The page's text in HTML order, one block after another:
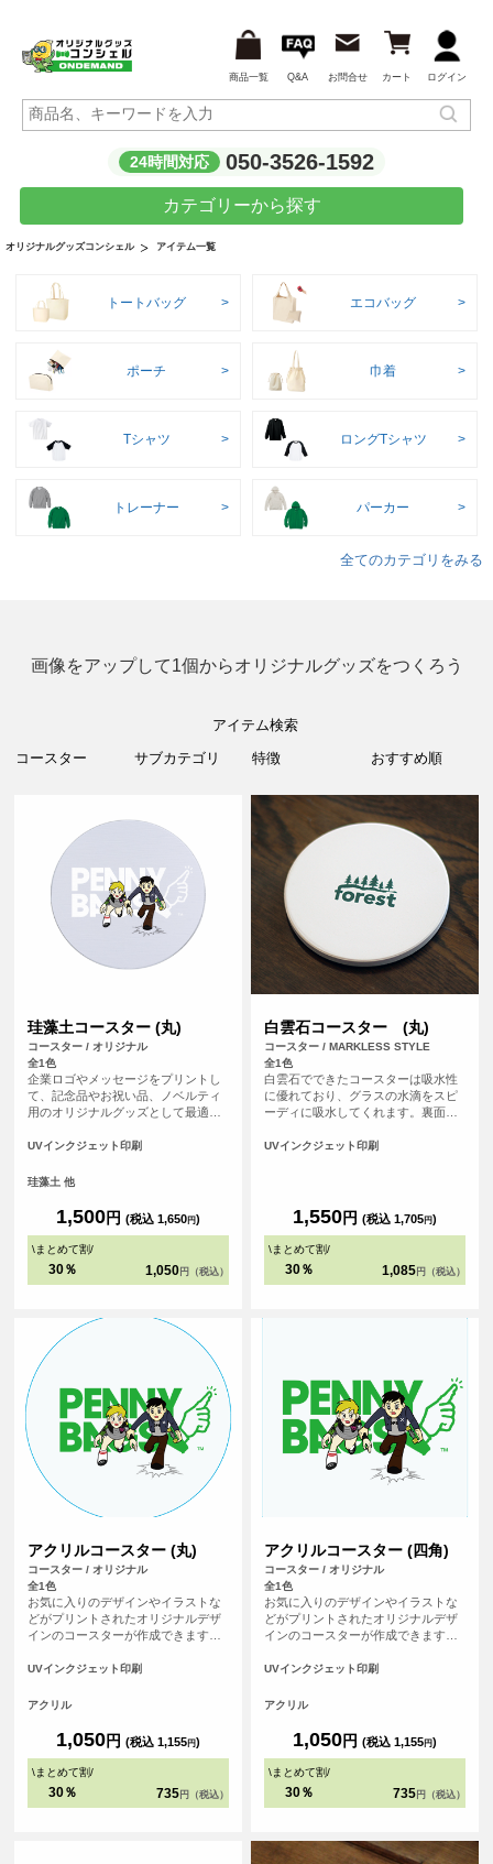
商品一覧 Q&A お問合せ カート ログイン
24時間対応 050-3526-1592
カテゴリーから探す
オリジナルグッズコンシェル アイテム一覧
トートバッグ エコバッグ
ポーチ 巾着
Tシャツ ロングTシャツ
トレーナー パーカー
全てのカテゴリをみる
画像をアップして1個からオリジナルグッズをつくろう
アイテム検索
珪藻土コースター (丸)
コースター / オリジナル
全1色
企業ロゴやメッセージをプリントし
て、記念品やお祝い品、ノベルティ
用のオリジナルグッズとして最適で
らのアイテムはプリント範囲の端に
性が高いため、重要なデザイン(文字
すすめしております。
UVインクジェット印刷
珪藻土 他
1,500円 (税込 1,650円)
\まとめて割/
30％ 1,050 円（税込）
白雲石コースター (丸)
コースター / MARKLESS STYLE
全1色
白雲石でできたコースターは吸水性
に優れており、グラスの水滴をスピ
ーディに吸水してくれます。裏面は
ブルを傷つける心配もありません。
さな穴があいている為、吸水性に優
れています。
UVインクジェット印刷
1,550円 (税込 1,705円)
\まとめて割/
30％ 1,085 円（税込）
アクリルコースター (丸)
コースター / オリジナル
全1色
お気に入りのデザインやイラストな
どがプリントされたオリジナルデザ
インのコースターが作成できます。
きるため、経済的です。形状は四角
ントについて：こちらのアイテムは
が切れてしまう可能性が高いため、
重要なデザイン(文字等)は内側に収
めていただくことをおすすめしてお
UVインクジェット印刷
アクリル
1,050円 (税込 1,155円)
\まとめて割/
30％ 735 円（税込）
アクリルコースター (四角)
コースター / オリジナル
全1色
お気に入りのデザインやイラストな
どがプリントされたオリジナルデザ
インのコースターが作成できます。
きるため、経済的です。形状は四角
ントについて：こちらのアイテムは
が切れてしまう可能性が高いため、
重要なデザイン(文字等)は内側に収
めていただくことをおすすめしてお
UVインクジェット印刷
アクリル
1,050円 (税込 1,155円)
\まとめて割/
30％ 735 円（税込）